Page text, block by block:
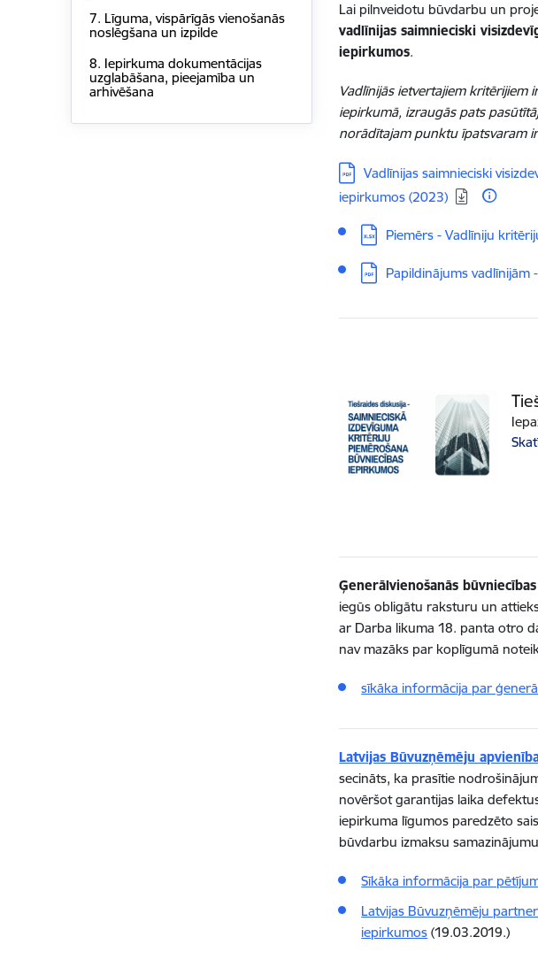
7. Līguma, vispārīgās vienošanās
noslēgšana un izpilde
8. Iepirkuma dokumentācijas
uzglabāšana, pieejamība un
arhivēšana
Lai pilnveidotu būvdarbu un
vadlīnijas saimnieciski
iepirkumos.
Vadlīnijās ietvertajiem
iepirkumā, izraugās pats
norādītajam punktu īpatsvaram
Lejupielādēt:
Vadlīnijas saimnieciski
iepirkumos (2023)
Lejupielādēt:
Piemērs - Vadlīniju
Lejupielādēt:
Papildinājums vadlīnijām
Ģenerālvienošanās
iegūs obligātu raksturu un
ar Darba likuma 18. panta otro
nav mazāks par koplīgumā
sīkāka informācija par
Latvijas Būvuzņēmēju
secināts, ka prasītie
novēršot garantijas laika
iepirkuma līgumos paredzēto
būvdarbu izmaksu
Sīkāka informācija par
Latvijas Būvuzņēmēju
iepirkumos (19.03.2019.)